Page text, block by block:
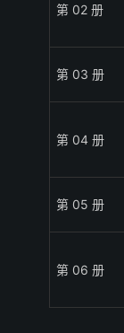
第 02 册
第 03 册
第 04 册
第 05 册
第 06 册